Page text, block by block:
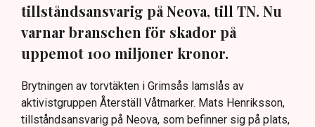
tillståndsansvarig på Neova, till TN. Nu
varnar branschen för skador på
uppemot 100 miljoner kronor.
Brytningen av torvtäkten i Grimsås lamslås av
aktivistgruppen Återställ Våtmarker. Mats Henriksson,
tillståndsansvarig på Neova, som befinner sig på plats,